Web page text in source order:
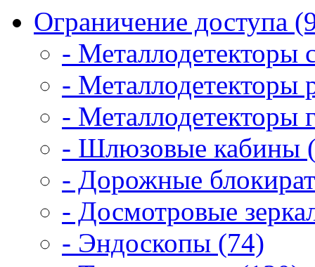
Ограничение доступа
- Металлодетекторы
- Металлодетекторы
- Металлодетекторы
- Шлюзовые кабины
- Дорожные
- Досмотровые
- Эндоскопы (74)